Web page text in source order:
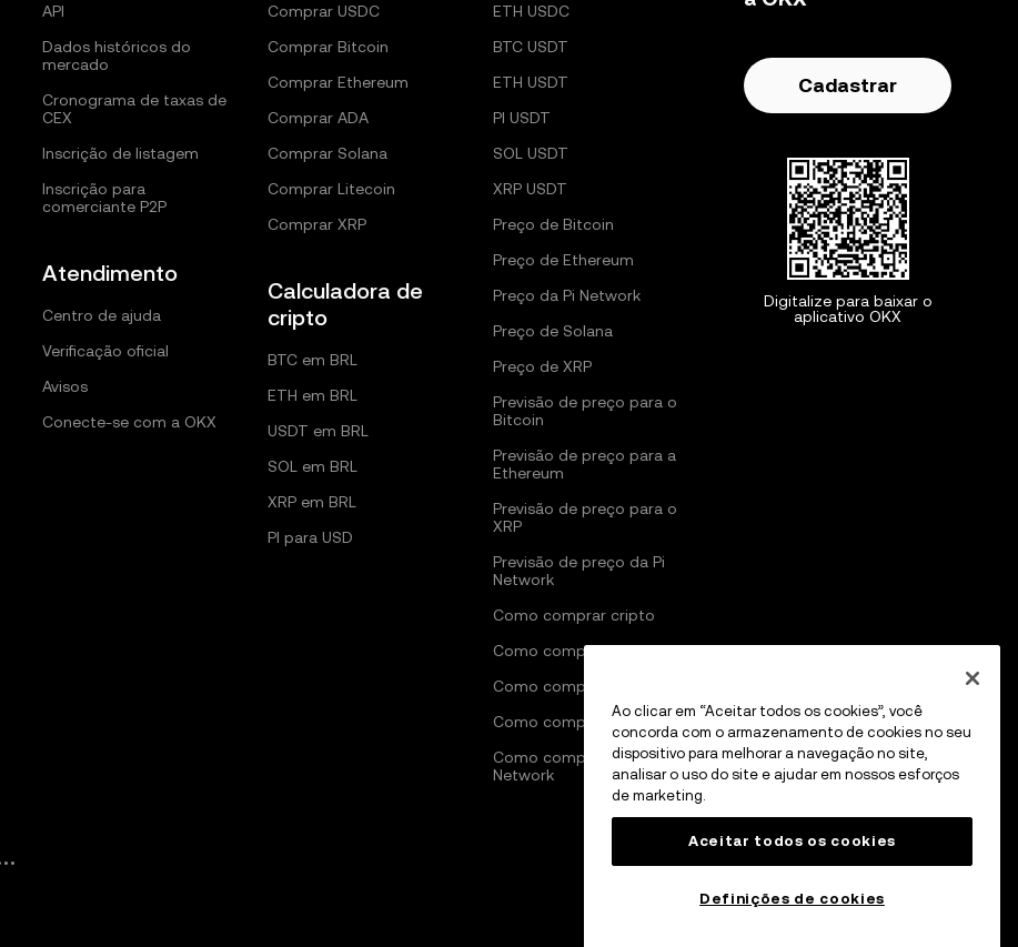
API
Dados históricos do
mercado
Cronograma de taxas de
CEX
Inscrição de listagem
Inscrição para
comerciante P2P
Atendimento
Centro de ajuda
Verificação oficial
Avisos
Conecte-se com a OKX
Comprar USDC
Comprar Bitcoin
Comprar Ethereum
Comprar ADA
Comprar Solana
Comprar Litecoin
Comprar XRP
Calculadora de
cripto
BTC em BRL
ETH em BRL
USDT em BRL
SOL em BRL
XRP em BRL
PI para USD
ETH USDC
BTC USDT
ETH USDT
PI USDT
SOL USDT
XRP USDT
Preço de Bitcoin
Preço de Ethereum
Preço da Pi Network
Preço de Solana
Preço de XRP
Previsão de preço para o
Bitcoin
Previsão de preço para a
Ethereum
Previsão de preço para o
XRP
Previsão de preço da Pi
Network
Como comprar cripto
Como comprar Bitcoin
Como comprar Ethereum
Como comprar Solana
Como comprar Pi
Network
Cadastrar
Digitalize para baixar o
aplicativo OKX
Ao clicar em “Aceitar todos os cookies”, você
concorda com o armazenamento de cookies no seu
dispositivo para melhorar a navegação no site,
analisar o uso do site e ajudar em nossos esforços
de marketing.
Aceitar todos os cookies
Definições de cookies